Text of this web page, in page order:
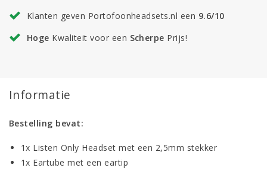
Klanten geven Portofoonheadsets.nl een 9.6/10
Hoge Kwaliteit voor een Scherpe Prijs!
Informatie
Bestelling bevat:
1x Listen Only Headset met een 2,5mm stekker
1x Eartube met een eartip